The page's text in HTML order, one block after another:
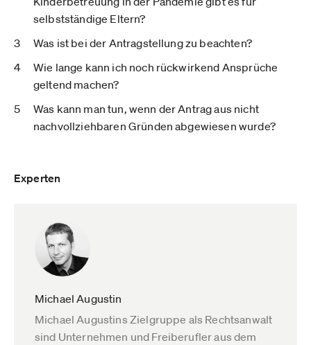
selbstständige Eltern?
Was ist bei der Antragstellung zu beachten?
Wie lange kann ich noch rückwirkend Ansprüche
geltend machen?
Was kann man tun, wenn der Antrag aus nicht
nachvollziehbaren Gründen abgewiesen wurde?
Experten
Michael Augustin
Michael Augustins Zielgruppe als Rechtsanwalt
sind Unternehmen und Freiberufler aus dem